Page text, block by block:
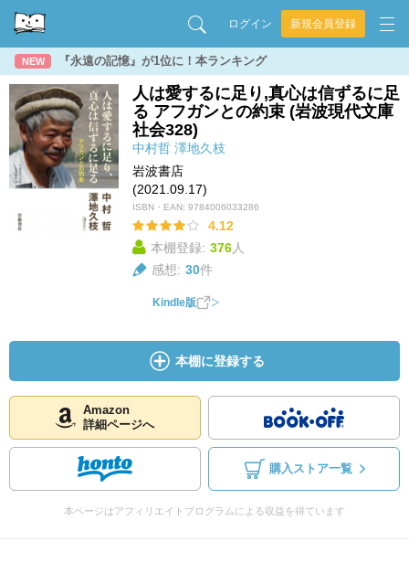
ログイン 新規会員登録
NEW 『永遠の記憶』が1位に！本ランキング
人は愛するに足り,真心は信ずるに足
る アフガンとの約束 (岩波現代文庫
社会328)
中村哲 澤地久枝
岩波書店
(2021.09.17)
ISBN・EAN: 9784006033286
4.12
本棚登録: 376人
感想: 30件
Kindle版
本棚に登録する
Amazon
詳細ページへ
購入ストア一覧
本ページはアフィリエイトプログラムによる収益を得ています